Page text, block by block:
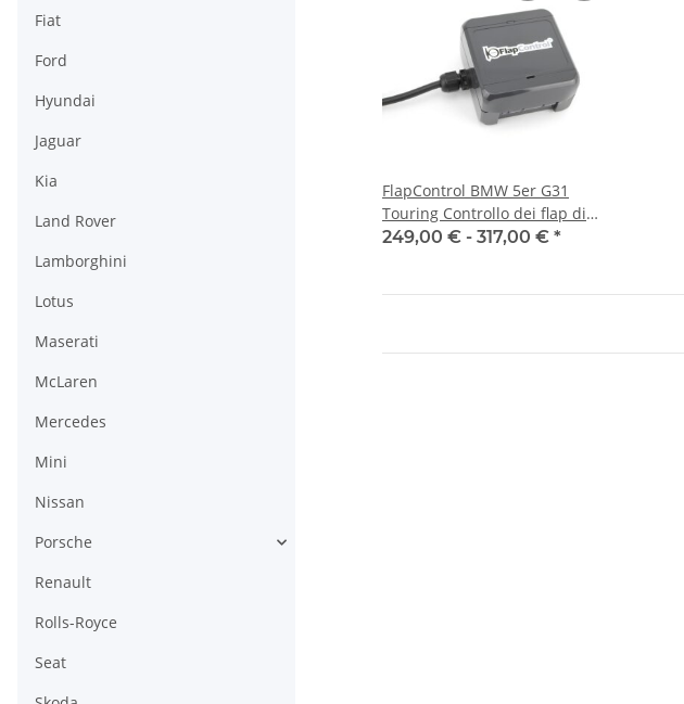
FlapControl BMW 5er G31
Touring Controllo dei flap di
scarico
249,00 € - 317,00 € *
Fiat
Ford
Hyundai
Jaguar
Kia
Land Rover
Lamborghini
Lotus
Maserati
McLaren
Mercedes
Mini
Nissan
Porsche
Renault
Rolls-Royce
Seat